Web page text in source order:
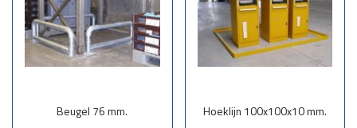
Beugel 76 mm. Hoeklijn 100x100x10 mm.